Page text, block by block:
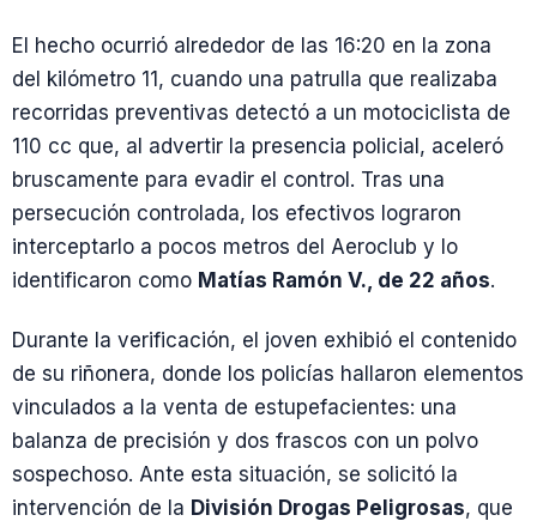
El hecho ocurrió alrededor de las 16:20 en la zona
del kilómetro 11, cuando una patrulla que realizaba
recorridas preventivas detectó a un motociclista de
110 cc que, al advertir la presencia policial, aceleró
bruscamente para evadir el control. Tras una
persecución controlada, los efectivos lograron
interceptarlo a pocos metros del Aeroclub y lo
identificaron como Matías Ramón V., de 22 años.
Durante la verificación, el joven exhibió el contenido
de su riñonera, donde los policías hallaron elementos
vinculados a la venta de estupefacientes: una
balanza de precisión y dos frascos con un polvo
sospechoso. Ante esta situación, se solicitó la
intervención de la División Drogas Peligrosas, que